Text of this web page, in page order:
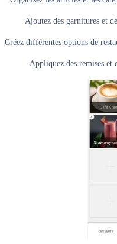
Ajoutez des garnitures et
Créez différentes options de
Appliquez des remises et